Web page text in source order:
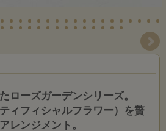
ローズガーデンシリーズ。
ィフィシャルフラワー）を贅
レンジメント。